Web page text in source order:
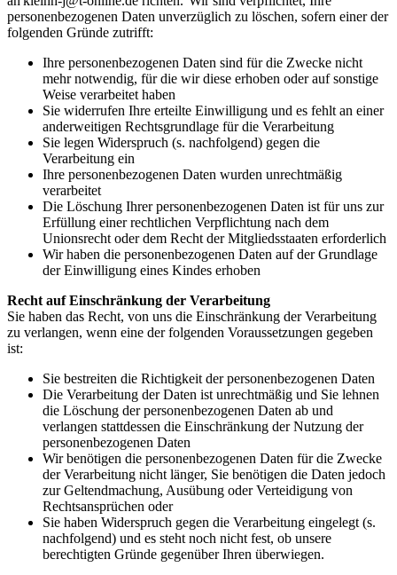
personenbezogenen Daten unverzüglich zu löschen, sofern einer der
folgenden Gründe zutrifft:
Ihre personenbezogenen Daten sind für die Zwecke nicht
mehr notwendig, für die wir diese erhoben oder auf sonstige
Weise verarbeitet haben
Sie widerrufen Ihre erteilte Einwilligung und es fehlt an einer
anderweitigen Rechtsgrundlage für die Verarbeitung
Sie legen Widerspruch (s. nachfolgend) gegen die
Verarbeitung ein
Ihre personenbezogenen Daten wurden unrechtmäßig
verarbeitet
Die Löschung Ihrer personenbezogenen Daten ist für uns zur
Erfüllung einer rechtlichen Verpflichtung nach dem
Unionsrecht oder dem Recht der Mitgliedsstaaten erforderlich
Wir haben die personenbezogenen Daten auf der Grundlage
der Einwilligung eines Kindes erhoben
Recht auf Einschränkung der Verarbeitung
Sie haben das Recht, von uns die Einschränkung der Verarbeitung
zu verlangen, wenn eine der folgenden Voraussetzungen gegeben
ist:
Sie bestreiten die Richtigkeit der personenbezogenen Daten
Die Verarbeitung der Daten ist unrechtmäßig und Sie lehnen
die Löschung der personenbezogenen Daten ab und
verlangen stattdessen die Einschränkung der Nutzung der
personenbezogenen Daten
Wir benötigen die personenbezogenen Daten für die Zwecke
der Verarbeitung nicht länger, Sie benötigen die Daten jedoch
zur Geltendmachung, Ausübung oder Verteidigung von
Rechtsansprüchen oder
Sie haben Widerspruch gegen die Verarbeitung eingelegt (s.
nachfolgend) und es steht noch nicht fest, ob unsere
berechtigten Gründe gegenüber Ihren überwiegen.